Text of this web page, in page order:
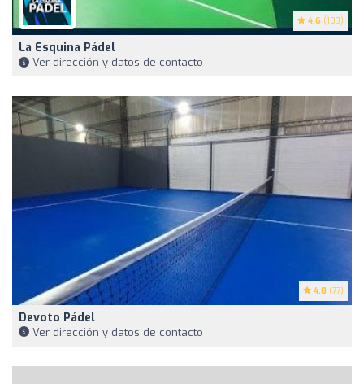
4.6 (103)
La Esquina Pádel
Ver dirección y datos de contacto
4.8 (77)
Devoto Pádel
Ver dirección y datos de contacto